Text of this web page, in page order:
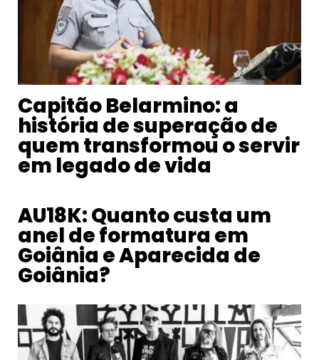
Capitão Belarmino: a
história de superação de
quem transformou o servir
em legado de vida
AU18K: Quanto custa um
anel de formatura em
Goiânia e Aparecida de
Goiânia?